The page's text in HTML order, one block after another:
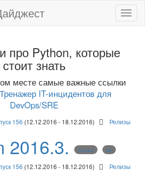
про Python, которые
стоит знать
месте самые важные ссылки
Тренажер IT-инцидентов для
DevOps/SRE
156 (12.12.2016 - 18.12.2016) Релизы
2016.3. PyCharm IDE
156 (12.12.2016 - 18.12.2016) Релизы